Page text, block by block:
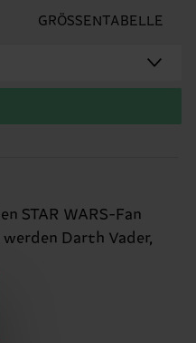
GRÖSSENTABELLE
STAR WARS-Fan
Darth Vader,